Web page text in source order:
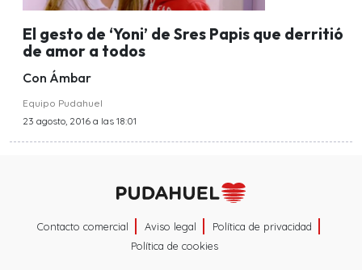
El gesto de ‘Yoni’ de Sres Papis que derritió
de amor a todos
Con Ámbar
Equipo Pudahuel
23 agosto, 2016 a las 18:01
Contacto comercial Aviso legal
Política de privacidad
Política de cookies